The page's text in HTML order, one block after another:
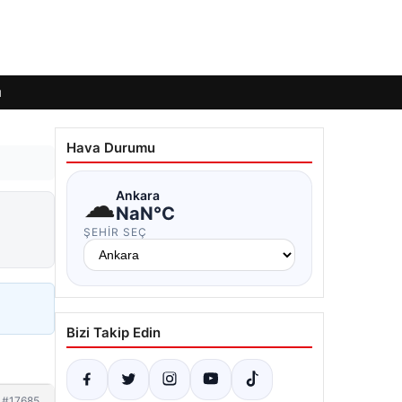
Hava Durumu
☁Ankara
NaN°C
ŞEHIR SEÇ
Bizi Takip Edin